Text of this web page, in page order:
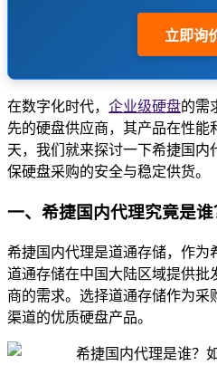
立即询
在数字化时代， 企业级硬盘的需
先的硬盘供应商，其产品在性能
天，我们就来探讨一下希捷国内
保硬盘采购的安全与稳定供货。
一、希捷国内代理究竟是谁
希捷国内代理是道通存储，作为
道通存储在中国大陆区域提供批
商的需求。选择道通存储作为
渠道的优质硬盘产品。